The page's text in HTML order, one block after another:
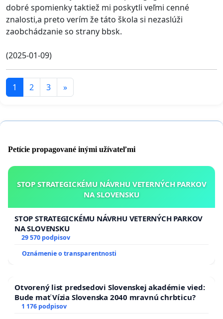
dobré spomienky taktiež mi poskytli veľmi cenné
znalosti,a preto verím že táto škola si nezaslúži
zaobchádzanie so strany bbsk.
(2025-01-09)
1 2 3 »
Petície propagované inými užívateľmi
STOP STRATEGICKÉMU NÁVRHU VETERNÝCH PARKOV
NA SLOVENSKU
STOP STRATEGICKÉMU NÁVRHU VETERNÝCH PARKOV
NA SLOVENSKU
29 570 podpisov
Oznámenie o transparentnosti
Otvorený list predsedovi Slovenskej akadémie vied:
Bude mať Vízia Slovenska 2040 mravnú chrbticu?
1 176 podpisov